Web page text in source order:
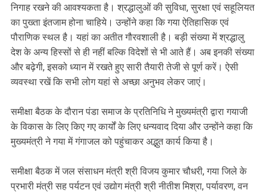
निगाह रखने की आवश्यकता है। श्रद्धालुओं की सुविधा, सुरक्षा एवं सहूलियत
का पुख्ता इंतजाम होना चाहिये। उन्होंने कहा कि गया ऐतिहासिक एवं
पौराणिक स्थल है। यहां का अतीत गौरवशाली है। बड़ी संख्या में श्रद्धालु
देश के अन्य हिस्सों से ही नहीं बल्कि विदेशों से भी आते हैं। अब इनकी संख्या
और बढ़ेगी, इसको ध्यान में रखते हुए सारी तैयारी तेजी से पूर्ण करें। ऐसी
व्यवस्था रखें कि सभी लोग यहां से अच्छा अनुभव लेकर जाएं।
समीक्षा बैठक के दौरान पंडा समाज के प्रतिनिधि ने मुख्यमंत्री द्वारा गयाजी
के विकास के लिए किए गए कार्यों के लिए धन्यवाद दिया और उन्होंने कहा कि
मुख्यमंत्री ने गया में गंगाजल को पहुंचाकर अद्भुत कार्य किया है।
समीक्षा बैठक में जल संसाधन मंत्री श्री विजय कुमार चौधरी, गया जिले के
प्रभारी मंत्री सह पर्यटन एवं उद्योग मंत्री श्री नीतीश मिश्रा, पर्यावरण, वन